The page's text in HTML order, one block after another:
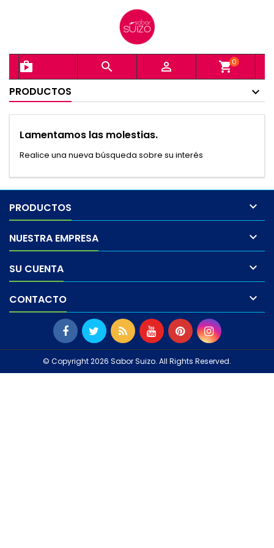
shopping_bag
  shopping_cart0
PRODUCTOS
Lamentamos las molestias.
Realice una nueva búsqueda sobre su interés
PRODUCTOS 
NUESTRA EMPRESA 
SU CUENTA 
CONTACTO 
© Copyright 2026 Sabor Suizo. All Rights Reserved.